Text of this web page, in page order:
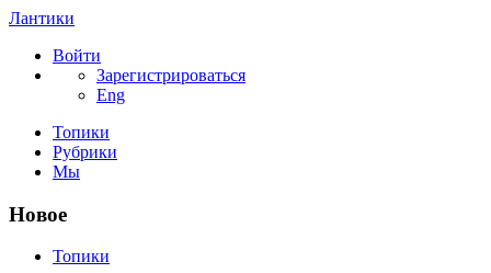
Лантики
Войти
Зарегистрироваться
Eng
Топики
Рубрики
Мы
Новое
Топики